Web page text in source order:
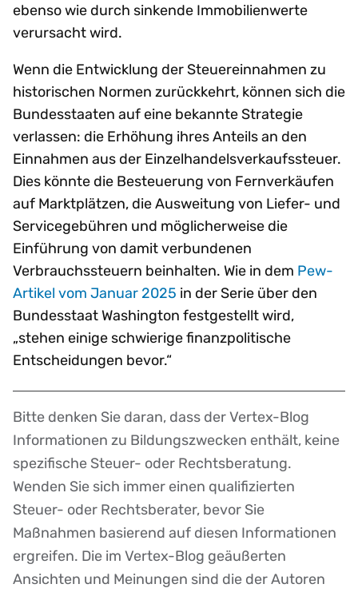
ebenso wie durch sinkende Immobilienwerte
verursacht wird.
Wenn die Entwicklung der Steuereinnahmen zu
historischen Normen zurückkehrt, können sich die
Bundesstaaten auf eine bekannte Strategie
verlassen: die Erhöhung ihres Anteils an den
Einnahmen aus der Einzelhandelsverkaufssteuer.
Dies könnte die Besteuerung von Fernverkäufen
auf Marktplätzen, die Ausweitung von Liefer- und
Servicegebühren und möglicherweise die
Einführung von damit verbundenen
Verbrauchssteuern beinhalten. Wie in dem Pew-
Artikel vom Januar 2025 in der Serie über den
Bundesstaat Washington festgestellt wird,
„stehen einige schwierige finanzpolitische
Entscheidungen bevor.“
Disclaimer
Bitte denken Sie daran, dass der Vertex-Blog
Informationen zu Bildungszwecken enthält, keine
spezifische Steuer- oder Rechtsberatung.
Wenden Sie sich immer einen qualifizierten
Steuer- oder Rechtsberater, bevor Sie
Maßnahmen basierend auf diesen Informationen
ergreifen. Die im Vertex-Blog geäußerten
Ansichten und Meinungen sind die der Autoren